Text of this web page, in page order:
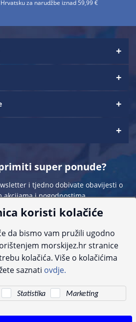
za narudžbe iznad 59,99 €
super ponude?
i tjedno dobivate obavijesti o
akcijama i pogodnostima
PDV. Pokušavamo osigurati što preciznije
ograničenja ne možemo garantirati potpunu
+385 23 231 761ili e-maila:info@morskijez.hr
koristi kolačiće
da bismo vam pružili ugodno
morskijez.hr stranice
kolačića. Više o kolačićima
saznati ovdje.
Statistika Marketing